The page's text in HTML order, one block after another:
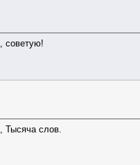
советую!
Тысяча слов.